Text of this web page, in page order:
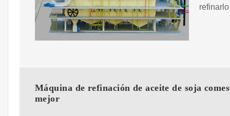
Máquina de refinación de aceite de soja
mejor